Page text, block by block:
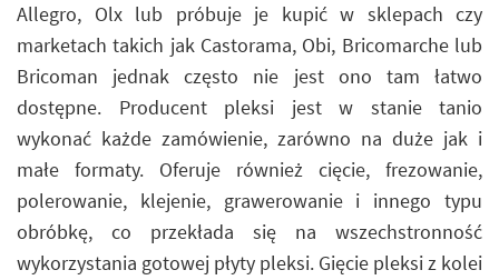
Allegro, Olx lub próbuje je kupić w sklepach czy
marketach takich jak Castorama, Obi, Bricomarche lub
Bricoman jednak często nie jest ono tam łatwo
dostępne. Producent pleksi jest w stanie tanio
wykonać każde zamówienie, zarówno na duże jak i
małe formaty. Oferuje również cięcie, frezowanie,
polerowanie, klejenie, grawerowanie i innego typu
obróbkę, co przekłada się na wszechstronność
wykorzystania gotowej płyty pleksi. Gięcie pleksi z kolei